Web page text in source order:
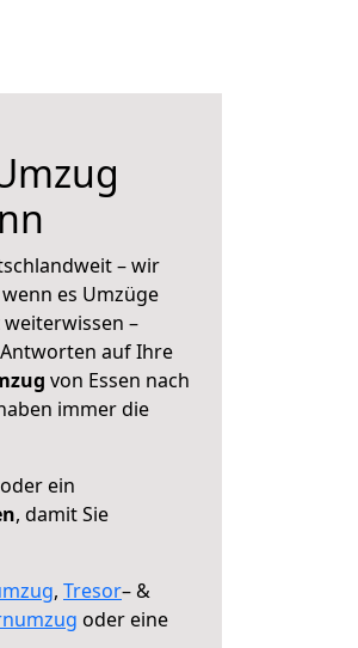
– wir
es Umzüge
–
auf Ihre
von Essen nach
immer die
ein
, damit Sie
, Tresor– &
oder eine